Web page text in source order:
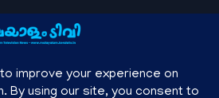
മൊബൈല്‍ ആപ്പുകള്‍ , ഒഫിഷ്യല്‍
കഴിഞ്ഞുപോയ
സോണി ലിവ് , നെറ്റ് ഫ്ലിക്സ്